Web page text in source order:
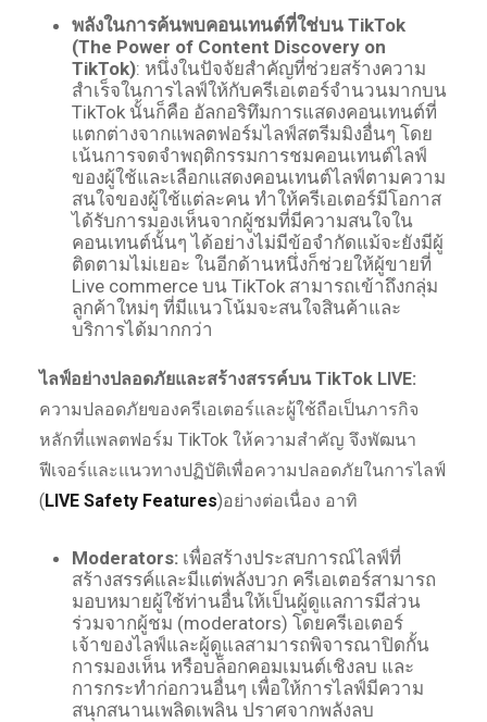
พลังในการค้นพบคอนเทนต์ที่ใช่บนTikTok
(The Power of Content Discovery on
TikTok): หนึ่งในปัจจัยสำคัญที่ช่วยสร้างความ
สำเร็จในการไลฟ์ให้กับครีเอเตอร์จำนวนมากบน
TikTok นั้นก็คือ อัลกอริทึมการแสดงคอนเทนต์ที่
แตกต่างจากแพลตฟอร์มไลฟ์สตรีมมิงอื่นๆ โดย
เน้นการจดจำพฤติกรรมการชมคอนเทนต์ไลฟ์
ของผู้ใช้และเลือกแสดงคอนเทนต์ไลฟ์ตามความ
สนใจของผู้ใช้แต่ละคน ทำให้ครีเอเตอร์มีโอกาส
ได้รับการมองเห็นจากผู้ชมที่มีความสนใจใน
คอนเทนต์นั้นๆ ได้อย่างไม่มีข้อจำกัดแม้จะยังมีผู้
ติดตามไม่เยอะ ในอีกด้านหนึ่งก็ช่วยให้ผู้ขายที่
Live commerce บน TikTok สามารถเข้าถึงกลุ่ม
ลูกค้าใหม่ๆ ที่มีแนวโน้มจะสนใจสินค้าและ
บริการได้มากกว่า
ไลฟ์อย่างปลอดภัยและสร้างสรรค์บนTikTok LIVE:
ความปลอดภัยของครีเอเตอร์และผู้ใช้ถือเป็นภารกิจ
หลักที่แพลตฟอร์ม TikTok ให้ความสำคัญ จึงพัฒนา
ฟีเจอร์และแนวทางปฏิบัติเพื่อความปลอดภัยในการไลฟ์
(LIVE Safety Features)อย่างต่อเนื่อง อาทิ
Moderators:เพื่อสร้างประสบการณ์ไลฟ์ที่
สร้างสรรค์และมีแต่พลังบวก ครีเอเตอร์สามารถ
มอบหมายผู้ใช้ท่านอื่นให้เป็นผู้ดูแลการมีส่วน
ร่วมจากผู้ชม (moderators) โดยครีเอเตอร์
เจ้าของไลฟ์และผู้ดูแลสามารถพิจารณาปิดกั้น
การมองเห็น หรือบล็อกคอมเมนต์เชิงลบ และ
การกระทำก่อกวนอื่นๆ เพื่อให้การไลฟ์มีความ
สนุกสนานเพลิดเพลิน ปราศจากพลังลบ